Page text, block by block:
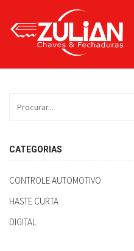
CATEGORIAS
CONTROLE AUTOMOTIVO
HASTE CURTA
DIGITAL